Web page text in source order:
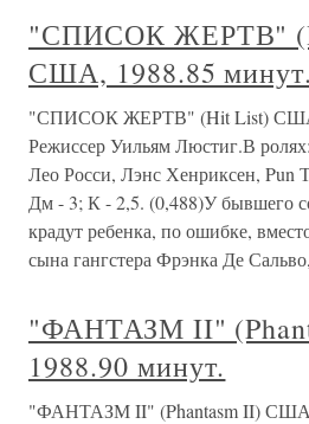
"СПИСОК ЖЕРТВ"
США, 1988.85 минут.
"СПИСОК ЖЕРТВ" (Hit List)
Режиссер Уильям Люстиг.В
Лео Росси, Лэнс Хенриксен, Pun
Дм - 3; К - 2,5. (0,488)У бывшего
крадут ребенка, по ошибке,
сына гангстера Фрэнка Де Сальво,
"ФАНТАЗМ II"
1988.90 минут.
"ФАНТАЗМ II" (Phantasm II) США.